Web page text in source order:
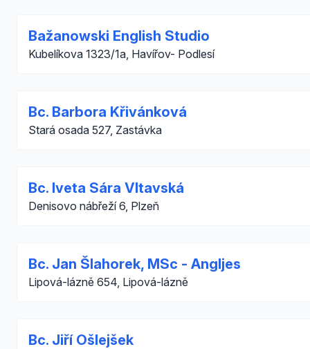
Bažanowski English Studio
Kubelíkova 1323/1a, Havířov- Podlesí
Bc. Barbora Křivánková
Stará osada 527, Zastávka
Bc. Iveta Sára Vltavská
Denisovo nábřeží 6, Plzeň
Bc. Jan Šlahorek, MSc - Angljes
Lipová-lázně 654, Lipová-lázně
Bc. Jiří Ošlejšek